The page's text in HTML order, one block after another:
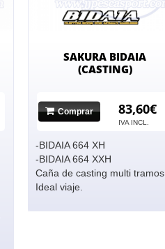
SAKURA BIDAIA
(CASTING)
Comprar 83,60€
IVA INCL.
-BIDAIA 664 XH
-BIDAIA 664 XXH
Caña de casting multi tramos.
Ideal viaje.